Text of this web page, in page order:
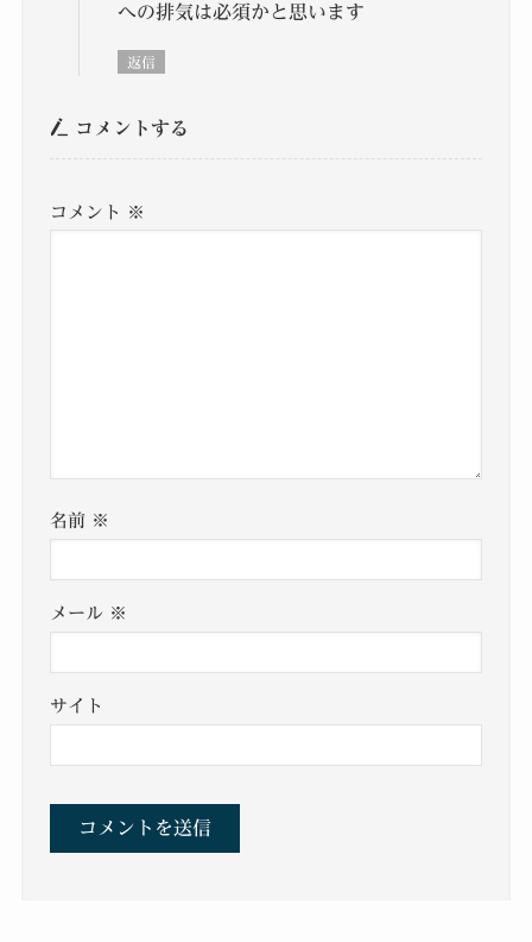
への排気は必須かと思います
返信
コメントする
コメント ※
名前 ※
メール ※
サイト